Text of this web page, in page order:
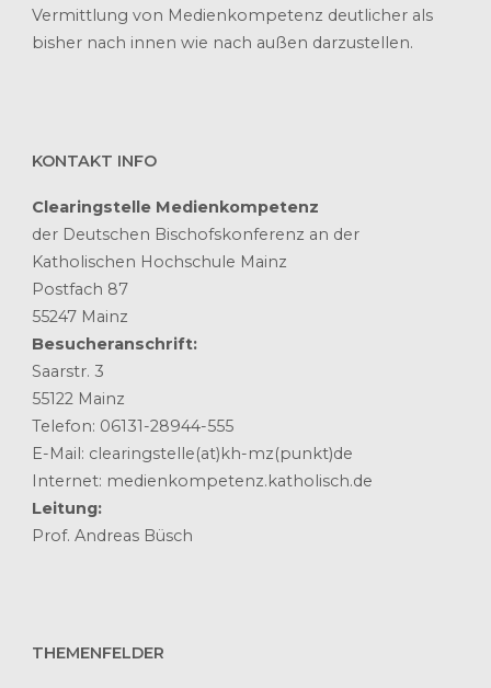
Vermittlung von Medienkompetenz deutlicher als
bisher nach innen wie nach außen darzustellen.
KONTAKT INFO
Clearingstelle Medienkompetenz
der Deutschen Bischofskonferenz an der
Katholischen Hochschule Mainz
Postfach 87
55247 Mainz
Besucheranschrift:
Saarstr. 3
55122 Mainz
Telefon: 06131-28944-555
E-Mail: clearingstelle(at)kh-mz(punkt)de
Internet: medienkompetenz.katholisch.de
Leitung:
Prof. Andreas Büsch
THEMENFELDER